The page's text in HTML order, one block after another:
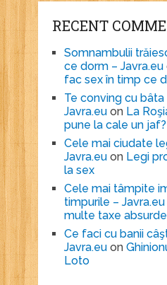
RECENT
Somnambulii
ce dorm – Javra.eu
fac sex în timp ce
Te conving cu
Javra.euon La
pune la cale un jaf?
Cele mai ciudate
Javra.euon Legi
la sex
Cele mai tâmpite
timpurile – Javra.eu
multe taxe
Ce faci cu banii
Javra.euon
Loto